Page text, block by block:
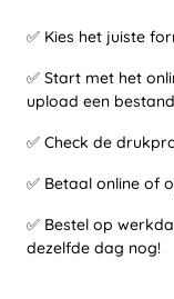
✅ Kies het juiste
✅ Start met het
upload een
✅ Check de
✅ Betaal online of
✅ Bestel op
dezelfde dag nog!